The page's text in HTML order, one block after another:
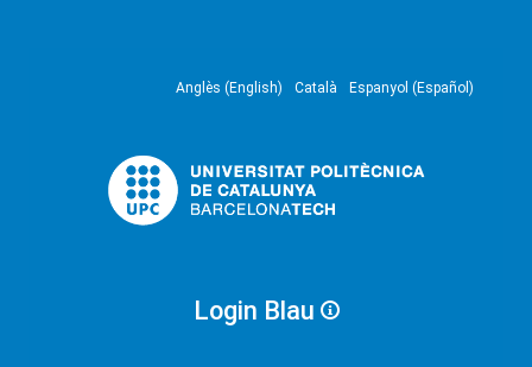
Anglès (English) Català Espanyol (Español)
Login Blau